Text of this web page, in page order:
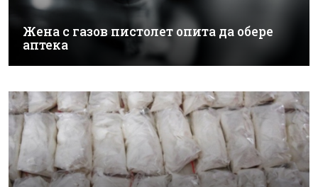
Жена с газов пистолет опита да обере
аптека